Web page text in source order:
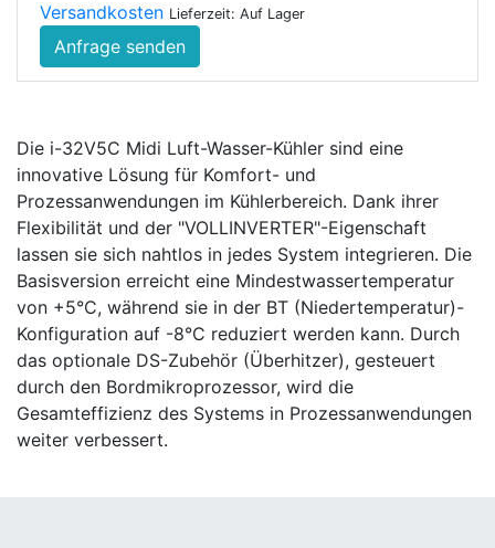
Versandkosten Lieferzeit: Auf Lager
Anfrage senden
Die i-32V5C Midi Luft-Wasser-Kühler sind eine
innovative Lösung für Komfort- und
Prozessanwendungen im Kühlerbereich. Dank ihrer
Flexibilität und der "VOLLINVERTER"-Eigenschaft
lassen sie sich nahtlos in jedes System integrieren. Die
Basisversion erreicht eine Mindestwassertemperatur
von +5°C, während sie in der BT (Niedertemperatur)-
Konfiguration auf -8°C reduziert werden kann. Durch
das optionale DS-Zubehör (Überhitzer), gesteuert
durch den Bordmikroprozessor, wird die
Gesamteffizienz des Systems in Prozessanwendungen
weiter verbessert.